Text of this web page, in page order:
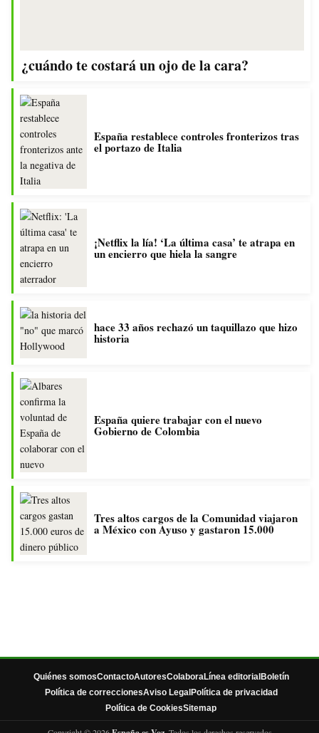
¿cuándo te costará un ojo de la cara?
España restablece controles fronterizos tras
el portazo de Italia
¡Netflix la lía! ‘La última casa’ te atrapa en
un encierro que hiela la sangre
hace 33 años rechazó un taquillazo que hizo
historia
España quiere trabajar con el nuevo
Gobierno de Colombia
Tres altos cargos de la Comunidad viajaron
a México con Ayuso y gastaron 15.000
Quiénes somosContactoAutoresColaboraLínea editorial Boletín
Política de correccionesAviso Legal Política de privacidad
Política de CookiesSitemap